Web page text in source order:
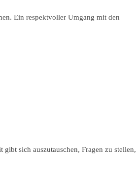
Ein respektvoller Umgang mit den
sich auszutauschen, Fragen zu stellen,